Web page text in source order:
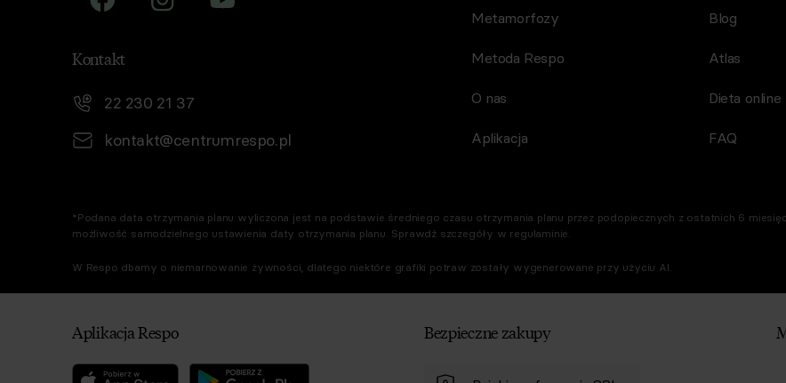
Kontakt
22 230 21 37
kontakt@centrumrespo.pl
Metamorfozy
Metoda Respo
O nas
Aplikacja
Blog
Atlas
Dieta online
FAQ
*Podana data otrzymania planu wyliczona jest na podstawie średniego czasu otrzymania planu przez podopiecznych z ostatnich 6
możliwość samodzielnego ustawienia daty otrzymania planu. Sprawdź szczegóły w regulaminie.
W Respo dbamy o niemarnowanie żywności, dlatego niektóre grafiki potraw zostały wygenerowane przy użyciu AI.
Aplikacja Respo Bezpieczne zakupy